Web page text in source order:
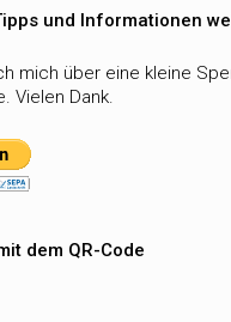
und Informationen
mich über eine kleine
Vielen Dank.
dem QR-Code